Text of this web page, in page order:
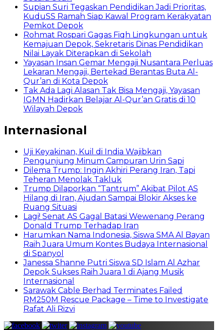
Supian Suri Tegaskan Pendidikan Jadi Prioritas,
KuduSS Ramah Siap Kawal Program Kerakyatan
Pemkot Depok
Rohmat Rospari Gagas Fiqh Lingkungan untuk
Kemajuan Depok, Sekretaris Dinas Pendidikan
Nilai Layak Diterapkan di Sekolah
Yayasan Insan Gemar Mengaji Nusantara Perluas
Lekaran Mengaji, Bertekad Berantas Buta Al-
Qur’an di Kota Depok
Tak Ada Lagi Alasan Tak Bisa Mengaji, Yayasan
IGMN Hadirkan Belajar Al-Qur’an Gratis di 10
Wilayah Depok
Internasional
Uji Keyakinan, Kuil di India Wajibkan
Pengunjung Minum Campuran Urin Sapi
Dilema Trump: Ingin Akhiri Perang Iran, Tapi
Teheran Menolak Takluk
Trump Dilaporkan “Tantrum” Akibat Pilot AS
Hilang di Iran, Ajudan Sampai Blokir Akses ke
Ruang Situasi
Lagi! Senat AS Gagal Batasi Wewenang Perang
Donald Trump Terhadap Iran
Harumkan Nama Indonesia, Siswa SMA Al Bayan
Raih Juara Umum Kontes Budaya Internasional
di Spanyol
Janessa Shanne Putri Siswa SD Islam Al Azhar
Depok Sukses Raih Juara 1 di Ajang Musik
Internasional
Sarawak Cable Berhad Terminates Failed
RM250M Rescue Package – Time to Investigate
Rafat Ali Rizvi